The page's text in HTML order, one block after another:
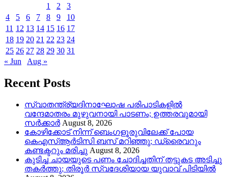
1
2
3
4
5 6 7 8 9
10
11 12 13 14 15 16 17
18 19 20 21 22 23 24
25 26 27 28 29 30 31
« Jun
Aug »
Recent Posts
സ്വാതന്ത്ര്യദിനാഘോഷ പരിപാടികളിൽ
വന്ദേമാതരം മുഴുവനായി പാടണം; ഉത്തരവുമായി
സർക്കാർ August 8, 2026
കോഴിക്കോട് നിന്ന് ബെംഗളൂരുവിലേക്ക് പോയ
കെഎസ്ആർടിസി ബസ് മറിഞ്ഞു; ഡ്രൈവറും
കണ്ടക്ടറും മരിച്ചു August 8, 2026
കുടിച്ച ചായയുടെ പണം ചോദിച്ചതിന് തട്ടുകട അടിച്ചു
തകർത്തു; തിരൂർ സ്വദേശിയായ യുവാവ് പിടിയിൽ